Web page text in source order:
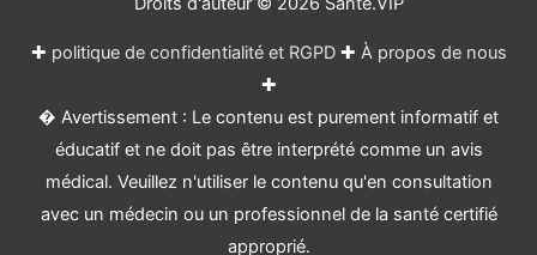
✚ politique de confidentialité et RGPD✚ À propos de nous
✚
� Avertissement : Le contenu est purement informatif et
éducatif et ne doit pas être interprété comme un avis
médical. Veuillez n'utiliser le contenu qu'en consultation
avec un médecin ou un professionnel de la santé certifié
approprié.